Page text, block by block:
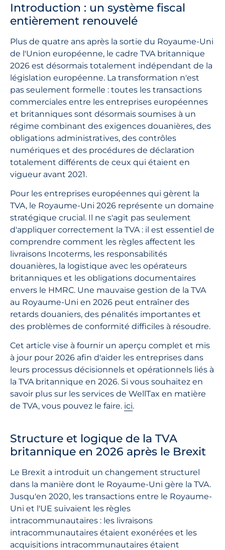
Introduction : un système fiscal
entièrement renouvelé
Plus de quatre ans après la sortie du Royaume-Uni
de l'Union européenne, le cadre TVA britannique
2026 est désormais totalement indépendant de la
législation européenne. La transformation n'est
pas seulement formelle : toutes les transactions
commerciales entre les entreprises européennes
et britanniques sont désormais soumises à un
régime combinant des exigences douanières, des
obligations administratives, des contrôles
numériques et des procédures de déclaration
totalement différents de ceux qui étaient en
vigueur avant 2021.
Pour les entreprises européennes qui gèrent la
TVA, le Royaume-Uni 2026 représente un domaine
stratégique crucial. Il ne s'agit pas seulement
d'appliquer correctement la TVA : il est essentiel de
comprendre comment les règles affectent les
livraisons Incoterms, les responsabilités
douanières, la logistique avec les opérateurs
britanniques et les obligations documentaires
envers le HMRC. Une mauvaise gestion de la TVA
au Royaume-Uni en 2026 peut entraîner des
retards douaniers, des pénalités importantes et
des problèmes de conformité difficiles à résoudre.
Cet article vise à fournir un aperçu complet et mis
à jour pour 2026 afin d'aider les entreprises dans
leurs processus décisionnels et opérationnels liés à
la TVA britannique en 2026. Si vous souhaitez en
savoir plus sur les services de WellTax en matière
de TVA, vous pouvez le faire. ici.
Structure et logique de la TVA
britannique en 2026 après le Brexit
Le Brexit a introduit un changement structurel
dans la manière dont le Royaume-Uni gère la TVA.
Jusqu'en 2020, les transactions entre le Royaume-
Uni et l'UE suivaient les règles
intracommunautaires : les livraisons
intracommunautaires étaient exonérées et les
acquisitions intracommunautaires étaient